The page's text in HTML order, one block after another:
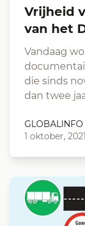
Vrijheid voor Ella, boombezetter
van het
Vandaag
die sinds
dan twee
GLOBALINFO
1 oktober, 2021